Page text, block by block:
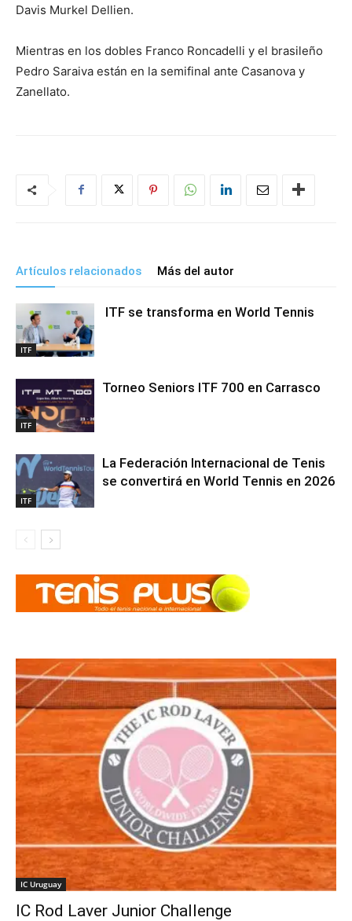
Davis Murkel Dellien.
Mientras en los dobles Franco Roncadelli y el brasileño
Pedro Saraiva están en la semifinal ante Casanova y
Zanellato.
Artículos relacionados Más del autor
ITF
ITF se transforma en World Tennis
ITF
Torneo Seniors ITF 700 en Carrasco
ITF
La Federación Internacional de Tenis
se convertirá en World Tennis en 2026
IC Uruguay
IC Rod Laver Junior Challenge